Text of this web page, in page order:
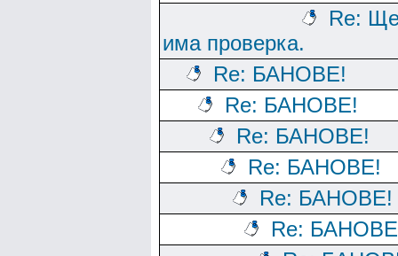
Re:
има проверка.
Re: БАНОВЕ!
Re: БАНОВЕ!
Re: БАНОВЕ!
Re: БАНОВЕ!
Re: БАНОВЕ!
Re: